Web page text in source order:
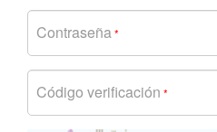
Contraseña*
Código verificación *